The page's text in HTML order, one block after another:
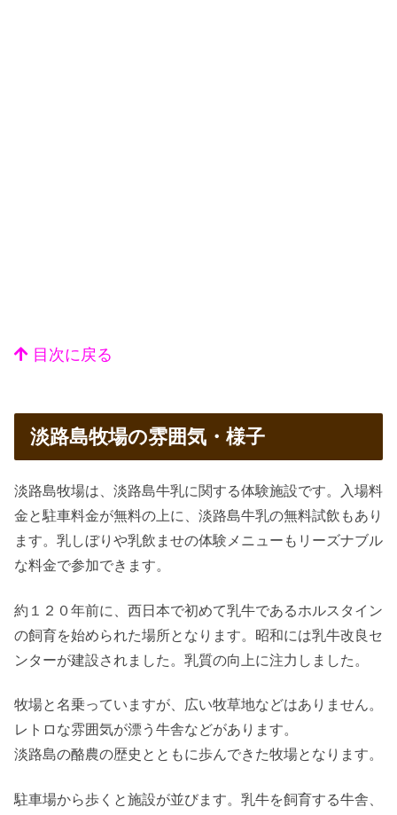
目次に戻る
淡路島牧場の雰囲気・様子
淡路島牧場は、淡路島牛乳に関する体験施設です。入場料
金と駐車料金が無料の上に、淡路島牛乳の無料試飲もあり
ます。乳しぼりや乳飲ませの体験メニューもリーズナブル
な料金で参加できます。
約１２０年前に、西日本で初めて乳牛であるホルスタイン
の飼育を始められた場所となります。昭和には乳牛改良セ
ンターが建設されました。乳質の向上に注力しました。
牧場と名乗っていますが、広い牧草地などはありません。
レトロな雰囲気が漂う牛舎などがあります。
淡路島の酪農の歴史とともに歩んできた牧場となります。
駐車場から歩くと施設が並びます。乳牛を飼育する牛舎、